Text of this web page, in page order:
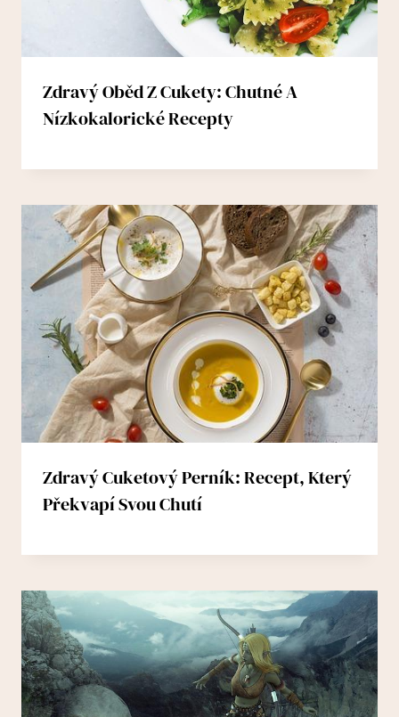
Zdravý Oběd Z Cukety: Chutné A
Nízkokalorické Recepty
Zdravý Cuketový Perník: Recept, Který
Překvapí Svou Chutí